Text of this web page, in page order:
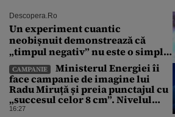
Descopera.ro
Un experiment cuantic
neobișnuit demonstrează că
„timpul negativ” nu este o simplă
iluzie
CAMPANIE
Ministerul Energiei îi
face campanie de imagine lui
Radu Miruță și preia punctajul cu
„succesul celor 8 cm”. Nivelul
Dunării a crescut cu 4 cm
16:27